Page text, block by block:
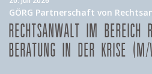
GÖRG Partnerschaft von
RECHTSANWALT IM BEREICH
BERATUNG IN DER KRISE